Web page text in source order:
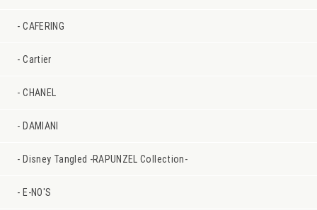
CAFERING
Cartier
CHANEL
DAMIANI
Disney Tangled -RAPUNZEL Collection-
E-NO'S